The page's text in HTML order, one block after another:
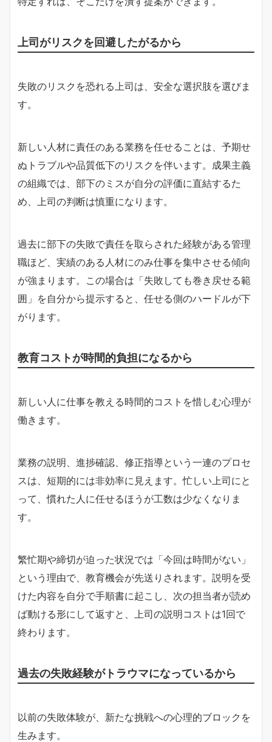
上司がリスクを回避したがるから
失敗のリスクを恐れる上司は、安全な選択肢を選びま
す。
新しい人材に責任のある業務を任せることは、予期せ
ぬトラブルや品質低下のリスクを伴います。成果主義
の組織では、部下のミスが自分の評価に直結するた
め、上司の判断は慎重になります。
過去に部下の失敗で責任を取らされた経験がある管理
職ほど、実績のある人材にのみ仕事を集中させる傾向
が強まります。この場合は「失敗しても巻き戻せる範
囲」を自分から提示すると、任せる側のハードルが下
がります。
教育コストが時間的負担になるから
新しい人に仕事を教える時間的コストを惜しむ心理が
働きます。
業務の説明、進捗確認、修正指導という一連のプロセ
スは、短期的には非効率に見えます。忙しい上司にと
って、慣れた人に任せるほうが工数は少なくなりま
す。
繁忙期や締切が迫った状況では「今回は時間がない」
という理由で、教育機会が先送りされます。説明を受
けた内容を自分で手順書に起こし、次の担当者が読め
ば動ける形にして返すと、上司の説明コストは1回で
終わります。
過去の失敗経験がトラウマになっているから
以前の失敗体験が、新たな挑戦への心理的ブロックを
生みます。